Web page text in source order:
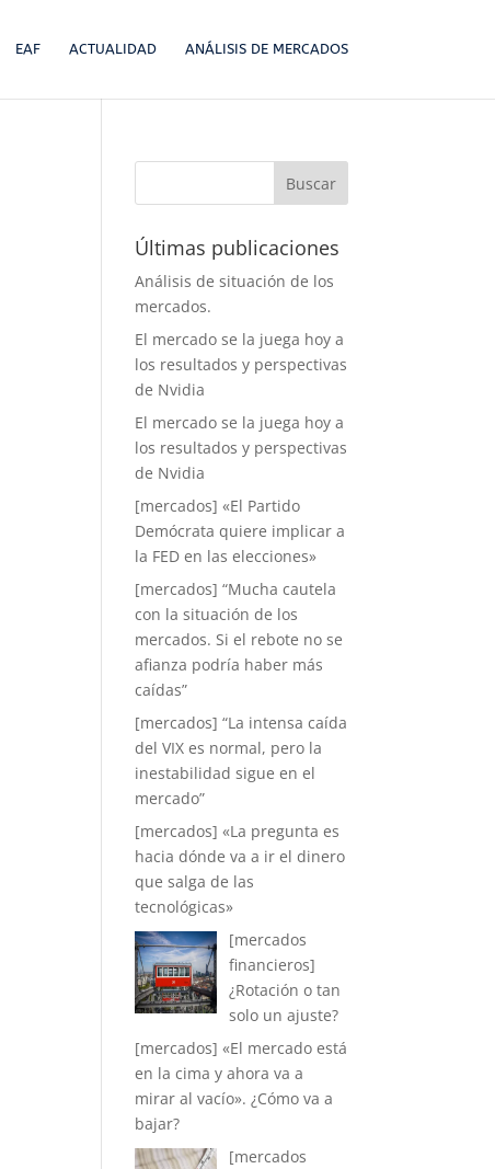
EAF ACTUALIDAD ANÁLISIS DE MERCADOS
Últimas publicaciones
Análisis de situación de los
mercados.
El mercado se la juega hoy a
los resultados y perspectivas
de Nvidia
El mercado se la juega hoy a
los resultados y perspectivas
de Nvidia
[mercados] «El Partido
Demócrata quiere implicar a
la FED en las elecciones»
[mercados] “Mucha cautela
con la situación de los
mercados. Si el rebote no se
afianza podría haber más
caídas”
[mercados] “La intensa caída
del VIX es normal, pero la
inestabilidad sigue en el
mercado”
[mercados] «La pregunta es
hacia dónde va a ir el dinero
que salga de las
tecnológicas»
[mercados
financieros]
¿Rotación o tan
solo un ajuste?
[mercados] «El mercado está
en la cima y ahora va a
mirar al vacío». ¿Cómo va a
bajar?
[mercados